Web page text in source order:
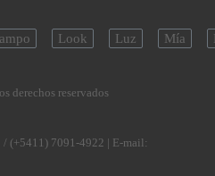
Look Luz Mía
derechos reservados
/ (+5411) 7091-4922 | E-mail: